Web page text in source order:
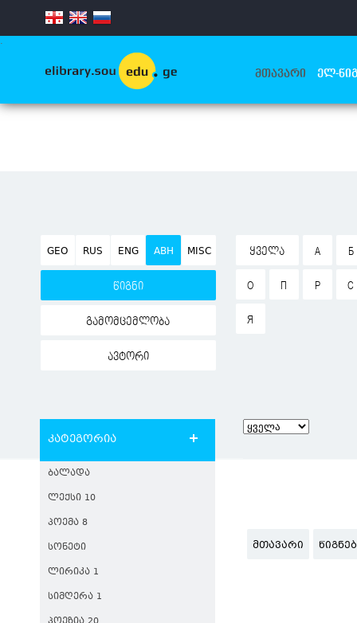
.
ᲛᲗᲐᲕᲐᲠᲘ ᲔᲚ-
GEO RUS ENG ABH MISC
წიგნი
გამომცემლობა
ავტორი
ᲧᲕᲔᲚᲐ А Б
О П Р С
Я
კატეგორია
ᲑᲐᲚᲐᲓᲐ
ᲚᲔᲥᲡᲘ 10
ᲞᲝᲔᲛᲐ 8
ᲡᲝᲜᲔᲢᲘ
ᲚᲘᲠᲘᲙᲐ 1
ᲡᲘᲛᲦᲔᲠᲐ 1
ᲛᲗᲐᲕᲐᲠᲘ